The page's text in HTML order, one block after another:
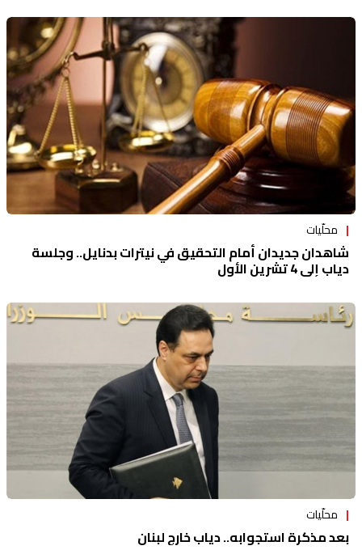
محلّيات
شاهدان جديدان أمام التحقيق في نيترات بدنايل.. وجلسة
دياب إلى 4 تشرين الأول
محلّيات
بعد مذكرة استجوابه.. دياب خارج لبنان